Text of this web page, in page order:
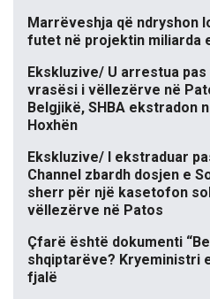
Marrëveshja që ndryshon
futet në projektin miliarda
Ekskluzive/ U arrestua
vrasësi i vëllezërve në
Belgjikë, SHBA ekstradon
Hoxhën
Ekskluzive/ I ekstraduar
Channel zbardh dosjen e
sherr për një kasetofon
vëllezërve në Patos
Çfarë është dokumenti
shqiptarëve? Kryeministri
fjalë